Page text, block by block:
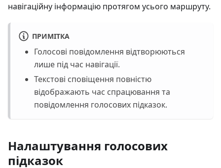
навігаційну інформацію протягом усього маршруту.
ПРИМІТКА
Голосові повідомлення відтворюються
лише під час навігації.
Текстові сповіщення повністю
відображають час спрацювання та
повідомлення голосових підказок.
Налаштування голосових
підказок